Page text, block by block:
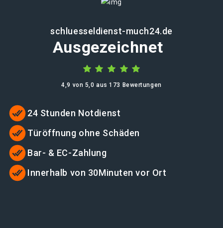
schluesseldienst-much24.de
Ausgezeichnet
4,9 von 5,0 aus 173 Bewertungen
24 Stunden Notdienst
Türöffnung ohne Schäden
Bar- & EC-Zahlung
Innerhalb von 30Minuten vor Ort